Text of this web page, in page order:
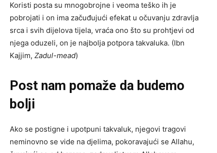
Koristi posta su mnogobrojne i veoma teško ih je
pobrojati i on ima začuđujući efekat u očuvanju zdravlja
srca i svih dijelova tijela, vraća ono što su prohtjevi od
njega oduzeli, on je najbolja potpora takvaluka. (Ibn
Kajjim, Zadul-mead)
Post nam pomaže da budemo
bolji
Ako se postigne i upotpuni takvaluk, njegovi tragovi
neminovno se vide na djelima, pokoravajući se Allahu,